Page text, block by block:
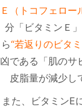
Ｅ（トコフェロー
分「ビタミンＥ
ら“若返りのビタ
凶である「肌のサ
皮脂量が減少し
また、ビタミンE